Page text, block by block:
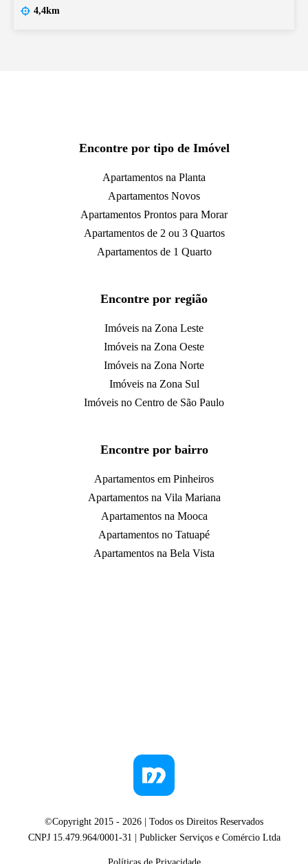
4,4km
Encontre por tipo de Imóvel
Apartamentos na Planta
Apartamentos Novos
Apartamentos Prontos para Morar
Apartamentos de 2 ou 3 Quartos
Apartamentos de 1 Quarto
Encontre por região
Imóveis na Zona Leste
Imóveis na Zona Oeste
Imóveis na Zona Norte
Imóveis na Zona Sul
Imóveis no Centro de São Paulo
Encontre por bairro
Apartamentos em Pinheiros
Apartamentos na Vila Mariana
Apartamentos na Mooca
Apartamentos no Tatuapé
Apartamentos na Bela Vista
©Copyright 2015 - 2026 | Todos os Direitos Reservados
CNPJ 15.479.964/0001-31 | Publicker Serviços e Comércio Ltda